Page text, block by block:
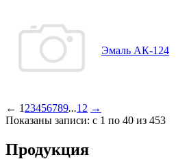
Эмаль АК-124
← 1 23456789...12 →
Показаны записи: с 1 по 40 из 453
Продукция